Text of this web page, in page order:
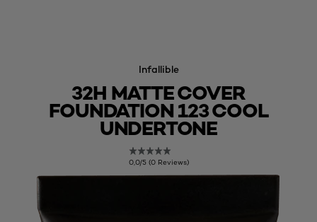
Infallible
32H MATTE COVER
FOUNDATION 123 COOL
UNDERTONE
0,0/5 (0 Reviews)